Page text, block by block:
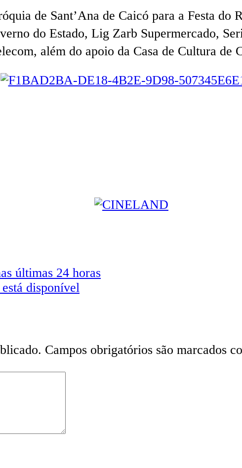
de Sant’Ana de Caicó para a Festa do
do Estado, Lig Zarb Supermercado,
além do apoio da Casa de Cultura de
últimas 24 horas
disponível
Campos obrigatórios são marcados